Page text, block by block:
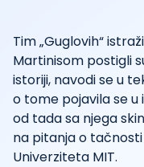
Tim „Guglovih“
Martinisom postigli
istoriji, navodi se u
o tome pojavila se u
od tada sa njega
na pitanja o
Univerziteta MIT.